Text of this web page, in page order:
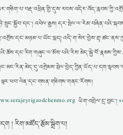
འཕེལ་རྒྱས།
ཡིག་འབྲེལ་དྲ་བྱང་།
། རིག་མཛོད་རྩོམ་སྒྲིག་པ།